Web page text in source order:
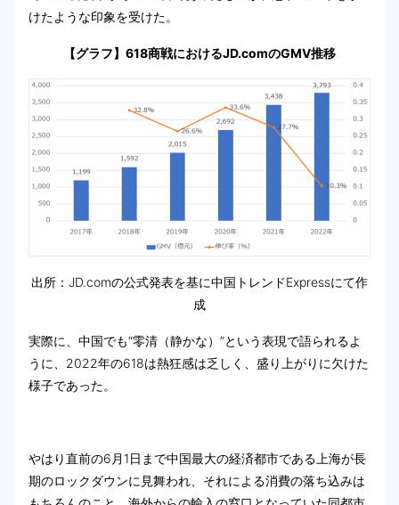
けたような印象を受けた。
【グラフ】618商戦におけるJD.comのGMV推移
出所：JD.comの公式発表を基に中国トレンドExpressにて作
成
実際に、中国でも“零清（静かな）”という表現で語られるよ
うに、2022年の618は熱狂感は乏しく、盛り上がりに欠けた
様子であった。
やはり直前の6月1日まで中国最大の経済都市である上海が長
期のロックダウンに見舞われ、それによる消費の落ち込みは